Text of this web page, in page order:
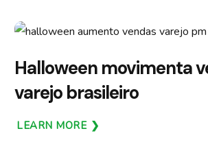
Halloween movimenta
varejo brasileiro
LEARN MORE